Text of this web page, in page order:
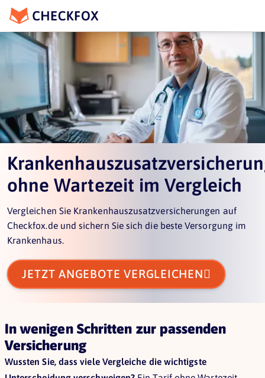
ohne Wartezeit im Vergleich
Vergleichen Sie Krankenhauszusatzversicherungen auf
Checkfox.de und sichern Sie sich die beste Versorgung im
Krankenhaus.
JETZT ANGEBOTE VERGLEICHEN
In wenigen Schritten zur passenden
Versicherung
Wussten Sie, dass viele Vergleiche die wichtigste